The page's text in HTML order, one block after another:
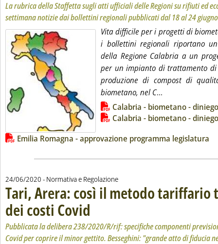
La rubrica della Staffetta sugli atti ufficiali delle Regioni su rifiuti ed
settimana notizie dai bollettini regionali pubblicati dal 18 al 24 giugno
Vita difficile per i progetti di
i bollettini regionali riportano
della Regione Calabria a un
per un impianto di trattamento
produzione di compost di
biometano, nel C...
Lista allegati PDF alla notiziaCalabria - biometano - diniego
Calabria - biometano - diniego
Emilia Romagna - approvazione programma legislatura
24/06/2020 - Normativa e Regolazione
Tari, Arera: così il metodo tariffario
dei costi Covid
Pubblicata la delibera 238/2020/R/rif: specifiche componenti
Covid per coprire il minor gettito. Besseghini: "grande atto di fiducia